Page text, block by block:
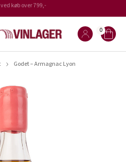
køb over 799,-
0
Godet – Armagnac Lyon